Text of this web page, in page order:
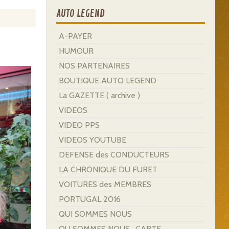
AUTO LEGEND
A-PAYER
HUMOUR
NOS PARTENAIRES
BOUTIQUE AUTO LEGEND
La GAZETTE ( archive )
VIDEOS
VIDEO PPS
VIDEOS YOUTUBE
DEFENSE des CONDUCTEURS
LA CHRONIQUE DU FURET
VOITURES des MEMBRES
PORTUGAL 2016
QUI SOMMES NOUS